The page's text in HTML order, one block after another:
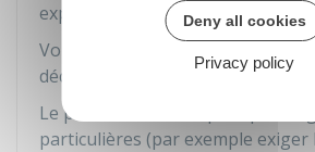
exprimer votre volonté de vous
Vous n'avez pas à motiver ou
décision.
Le professionnel ne peut pas
particulières (par exemple exiger
Deny all cookies
Privacy policy